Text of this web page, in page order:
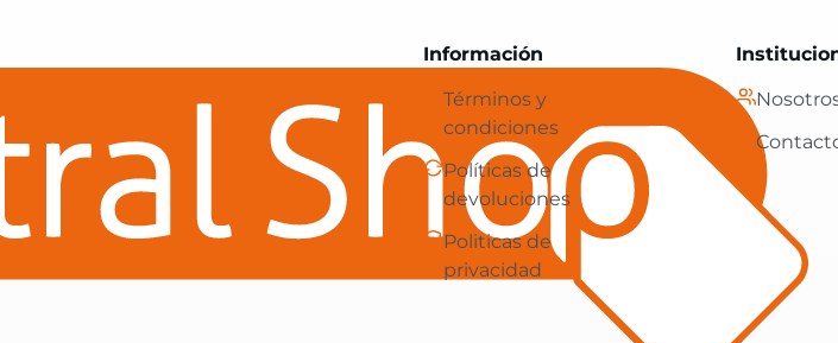
Central Shop es tu e-commerce en Paraguay: tecnología, hogar
Información
Términos y
condiciones
Políticas de
devoluciones
Politicas de
privacidad